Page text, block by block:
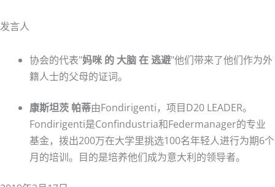
发言人
协会的代表"妈咪 的 大脑在逃避"他们带来了他们作为外
籍人士的父母的证词。
康斯坦茨 帕蒂由Fondirigenti，项目D20 LEADER。
Fondirigenti是Confindustria和Federmanager的专业
基金，拨出200万在大学里挑选100名年轻人进行为期6个
月的培训。目的是培养他们成为意大利的领导者。